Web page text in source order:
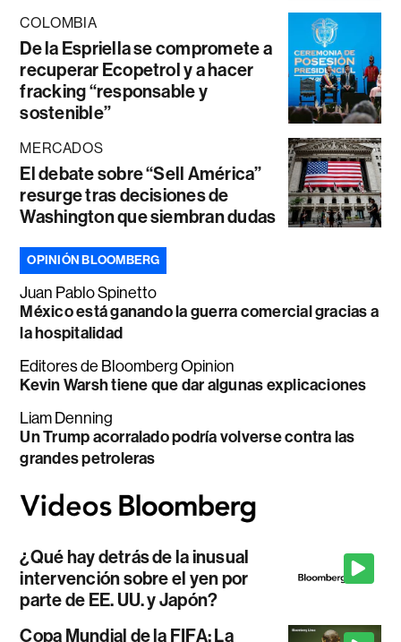
COLOMBIA
De la Espriella se compromete a
recuperar Ecopetrol y a hacer
fracking “responsable y
sostenible”
MERCADOS
El debate sobre “Sell América”
resurge tras decisiones de
Washington que siembran dudas
OPINIÓN BLOOMBERG
Juan Pablo Spinetto
México está ganando la guerra comercial gracias a
la hospitalidad
Editores de Bloomberg Opinion
Kevin Warsh tiene que dar algunas explicaciones
Liam Denning
Un Trump acorralado podría volverse contra las
grandes petroleras
¿Qué hay detrás de la inusual
intervención sobre el yen por
parte de EE. UU. y Japón?
Copa Mundial de la FIFA: La